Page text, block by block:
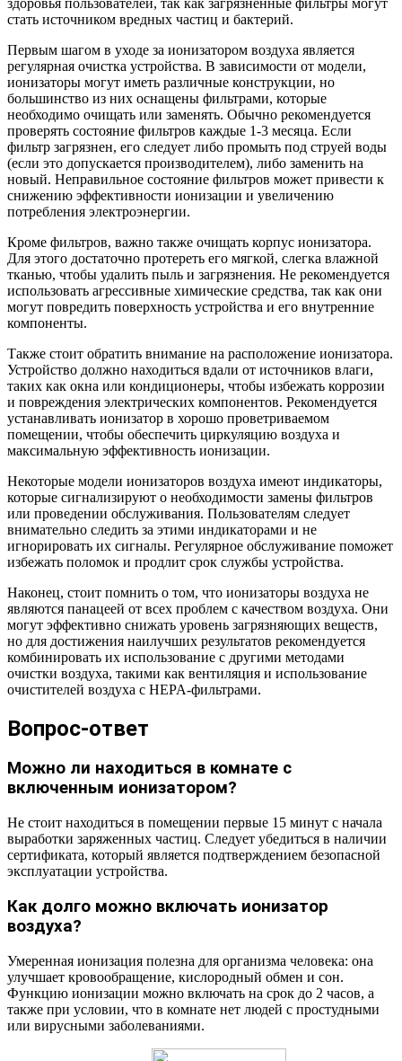
стать источником вредных частиц и бактерий.
Первым шагом в уходе за ионизатором воздуха является
регулярная очистка устройства. В зависимости от модели,
ионизаторы могут иметь различные конструкции, но
большинство из них оснащены фильтрами, которые
необходимо очищать или заменять. Обычно рекомендуется
проверять состояние фильтров каждые 1-3 месяца. Если
фильтр загрязнен, его следует либо промыть под струей воды
(если это допускается производителем), либо заменить на
новый. Неправильное состояние фильтров может привести к
снижению эффективности ионизации и увеличению
потребления электроэнергии.
Кроме фильтров, важно также очищать корпус ионизатора.
Для этого достаточно протереть его мягкой, слегка влажной
тканью, чтобы удалить пыль и загрязнения. Не рекомендуется
использовать агрессивные химические средства, так как они
могут повредить поверхность устройства и его внутренние
компоненты.
Также стоит обратить внимание на расположение ионизатора.
Устройство должно находиться вдали от источников влаги,
таких как окна или кондиционеры, чтобы избежать коррозии
и повреждения электрических компонентов. Рекомендуется
устанавливать ионизатор в хорошо проветриваемом
помещении, чтобы обеспечить циркуляцию воздуха и
максимальную эффективность ионизации.
Некоторые модели ионизаторов воздуха имеют индикаторы,
которые сигнализируют о необходимости замены фильтров
или проведении обслуживания. Пользователям следует
внимательно следить за этими индикаторами и не
игнорировать их сигналы. Регулярное обслуживание поможет
избежать поломок и продлит срок службы устройства.
Наконец, стоит помнить о том, что ионизаторы воздуха не
являются панацеей от всех проблем с качеством воздуха. Они
могут эффективно снижать уровень загрязняющих веществ,
но для достижения наилучших результатов рекомендуется
комбинировать их использование с другими методами
очистки воздуха, такими как вентиляция и использование
очистителей воздуха с HEPA-фильтрами.
Вопрос-ответ
Можно ли находиться в комнате с
включенным ионизатором?
Не стоит находиться в помещении первые 15 минут с начала
выработки заряженных частиц. Следует убедиться в наличии
сертификата, который является подтверждением безопасной
эксплуатации устройства.
Как долго можно включать ионизатор
воздуха?
Умеренная ионизация полезна для организма человека: она
улучшает кровообращение, кислородный обмен и сон.
Функцию ионизации можно включать на срок до 2 часов, а
также при условии, что в комнате нет людей с простудными
или вирусными заболеваниями.